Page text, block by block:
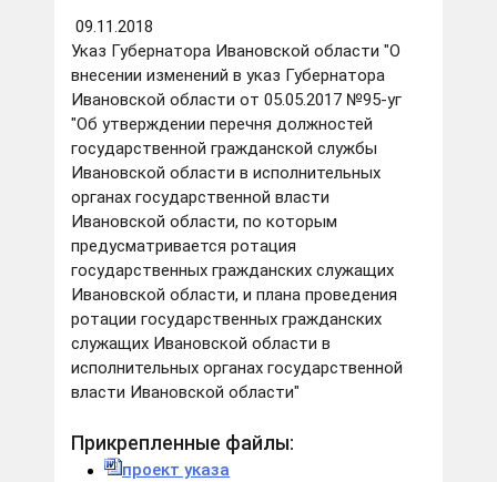
09.11.2018
Указ Губернатора Ивановской области "О
внесении изменений в указ Губернатора
Ивановской области от 05.05.2017 №95-уг
"Об утверждении перечня должностей
государственной гражданской службы
Ивановской области в исполнительных
органах государственной власти
Ивановской области, по которым
предусматривается ротация
государственных гражданских служащих
Ивановской области, и плана проведения
ротации государственных гражданских
служащих Ивановской области в
исполнительных органах государственной
власти Ивановской области"
Прикрепленные файлы:
проект указа